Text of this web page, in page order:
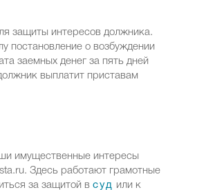
защиты интересов должника.
постановление о возбуждении
заемных денег за пять дней
выплатит приставам
имущественные интересы
Здесь работают грамотные
за защитой в суд или к